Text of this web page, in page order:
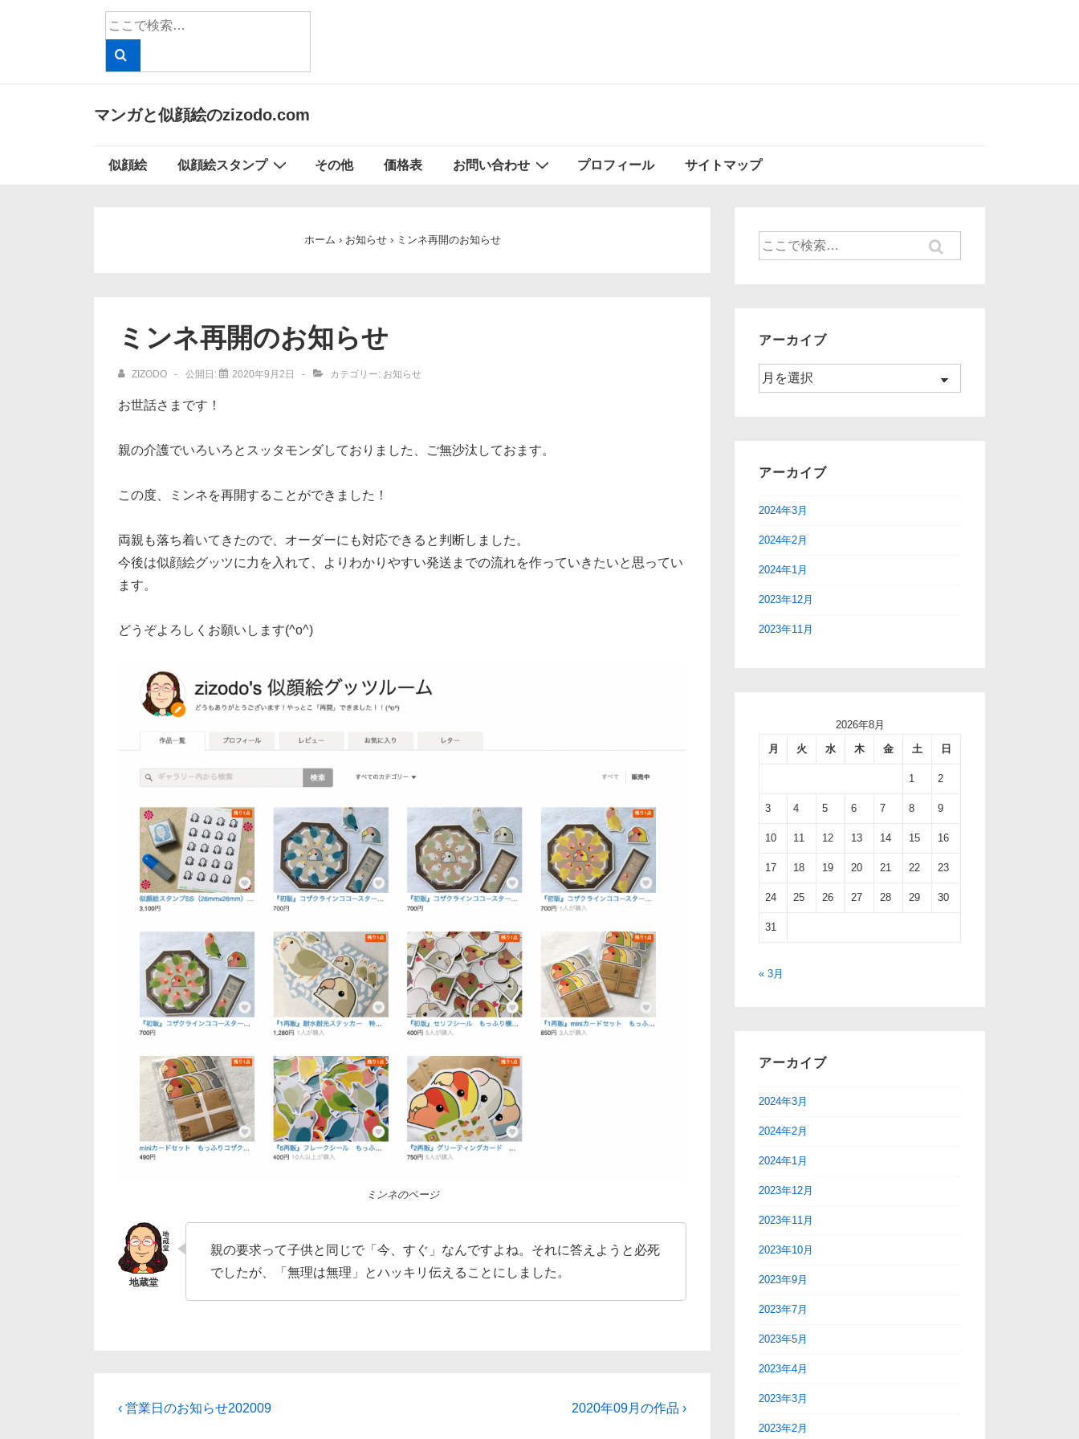
検
索
象:
マンガと似顔絵のzizodo.com
メ似顔絵 似顔絵スタンプ その他 価格表 お問い合わせ プロフィール サイトマップ
ホーム › お知らせ › ミンネ再開のお知らせ
ミンネ再開のお知らせ
ZIZODO 公開日: 2020年9月2日 カテゴリー: お知らせ
お世話さまです！
親の介護でいろいろとスッタモンダしておりました、ご無沙汰しておます。
この度、ミンネを再開することができました！
両親も落ち着いてきたので、オーダーにも対応できると判断しました。
今後は似顔絵グッツに力を入れて、よりわかりやすい発送までの流れを作っていきたいと思ってい
ます。
どうぞよろしくお願いします(^o^)
ミンネのページ
親の要求って子供と同じで「今、すぐ」なんですよね。それに答えようと必死
でしたが、「無理は無理」とハッキリ伝えることにしました。
投
前
‹ 営業日のお知らせ202009
次
2020年09月の作品 ›
検
索
アーカイブ
ア
アーカイブ
2024年3月
2024年2月
2024年1月
2023年12月
2023年11月
2026年8月
月
火 水 木 金 土 日
1 2
3 4 5 6 7 8 9
10 11 12 13 14 15 16
17 18 19 20 21 22 23
24 25 26 27 28 29 30
31
« 3月
アーカイブ
2024年3月
2024年2月
2024年1月
2023年12月
2023年11月
2023年10月
2023年9月
2023年7月
2023年5月
2023年4月
2023年3月
2023年2月